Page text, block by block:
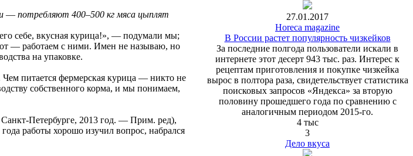
― потребляют 400‒500 кг мяса цыплят
себе, вкусная курица!», ― подумали мы;
― работаем с ними. Имен не называю, но
на упаковке.
Чем питается фермерская курица ― никто не
собственного корма, и мы понимаем,
Санкт-Петербурге, 2013 год. ― Прим. ред),
работы хорошо изучил вопрос, набрался
27.01.2017
Horeca magazine
В России растет популярность чизкейков
За последние полгода пользователи искали в
интернете этот десерт 943 тыс. раз. Интерес к
рецептам приготовления и покупке чизкейка
вырос в полтора раза, свидетельствует статистика
поисковых запросов «Яндекса» за вторую
половину прошедшего года по сравнению с
аналогичным периодом 2015-го.
4 тыс
3
Дело вкуса